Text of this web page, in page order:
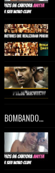
BOMBANDO...